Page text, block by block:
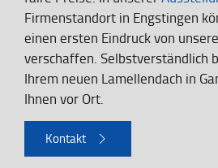
Firmenstandort in Engstingen
einen ersten Eindruck von
verschaffen. Selbstverständlich
Ihrem neuen Lamellendach in
Ihnen vor Ort.
Kontakt